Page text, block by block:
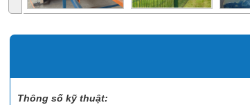
Thông số kỹ thuật: